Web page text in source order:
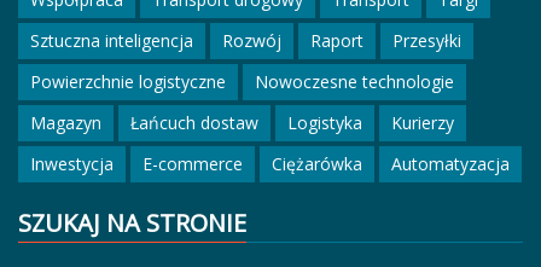
Sztuczna inteligencja
Rozwój Raport
Przesyłki
Powierzchnie logistyczne
Nowoczesne technologie
Magazyn
Łańcuch dostaw Logistyka
Kurierzy
Inwestycja
E-commerce Ciężarówka Automatyzacja
SZUKAJ NA STRONIE